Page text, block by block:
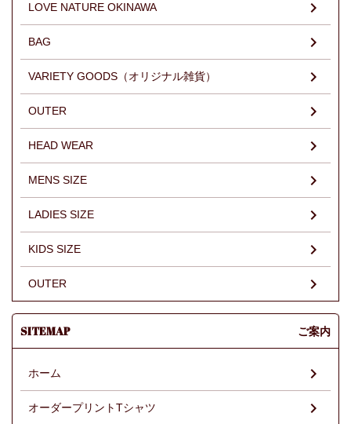
LOVE NATURE OKINAWA
BAG
VARIETY GOODS（オリジナル雑貨）
OUTER
HEAD WEAR
MENS SIZE
LADIES SIZE
KIDS SIZE
OUTER
SITEMAP ご案内
ホーム
オーダープリントTシャツ